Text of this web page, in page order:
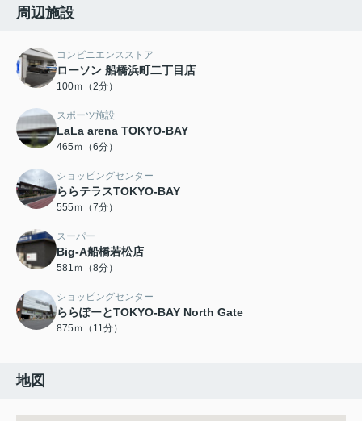
周辺施設
コンビニエンスストア
ローソン 船橋浜町二丁目店
100ｍ（2分）
スポーツ施設
LaLa arena TOKYO-BAY
465ｍ（6分）
ショッピングセンター
ららテラスTOKYO-BAY
555ｍ（7分）
スーパー
Big-A船橋若松店
581ｍ（8分）
ショッピングセンター
ららぽーとTOKYO-BAY North Gate
875ｍ（11分）
地図